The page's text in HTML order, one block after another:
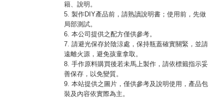
籍、說明。
5. 製作DIY產品前，請熟讀說明書；使用前，先做
局部測試。
6. 本公司提供之配方僅供參考。
7. 請避光保存於陰涼處，保持瓶蓋確實關緊，並請
遠離火源，避免孩童拿取。
8. 手作原料購買後若未馬上製作，請依標籤指示妥
善保存，以免變質。
9. 本站提供之圖片，僅供參考及說明使用，產品包
裝及內容依實際為主。